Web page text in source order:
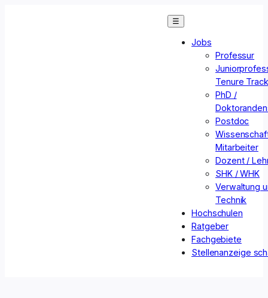
☰
Jobs
Professur
Tenure Track
PhD /
Postdoc
Mitarbeiter
Dozent /
SHK / WHK
Verwaltung
Technik
Hochschulen
Ratgeber
Fachgebiete
Stellenanzeige